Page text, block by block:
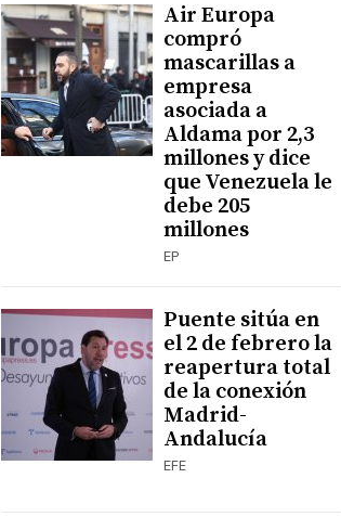
Air Europa
compró
mascarillas a
empresa
asociada a
Aldama por 2,3
millones y dice
que Venezuela le
debe 205
millones
EP
Puente sitúa en
el 2 de febrero la
reapertura total
de la conexión
Madrid-
Andalucía
EFE